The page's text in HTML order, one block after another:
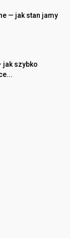
— jak stan jamy
jak szybko